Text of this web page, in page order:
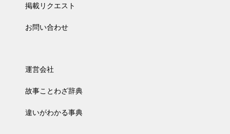
掲載リクエスト
お問い合わせ
運営会社
故事ことわざ辞典
違いがわかる事典